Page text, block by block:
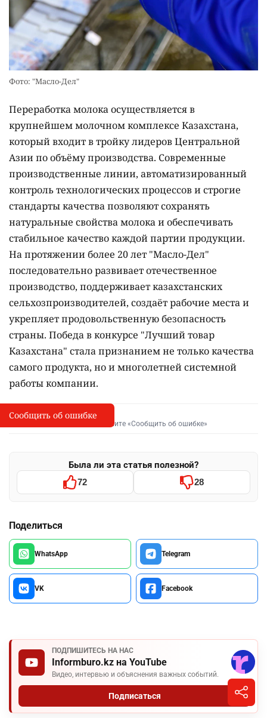
Фото: "Масло-Дел"
Переработка молока осуществляется в
крупнейшем молочном комплексе Казахстана,
который входит в тройку лидеров Центральной
Азии по объёму производства. Современные
производственные линии, автоматизированный
контроль технологических процессов и строгие
стандарты качества позволяют сохранять
натуральные свойства молока и обеспечивать
стабильное качество каждой партии продукции.
На протяжении более 20 лет "Масло-Дел"
последовательно развивает отечественное
производство, поддерживает казахстанских
сельхозпроизводителей, создаёт рабочие места и
укрепляет продовольственную безопасность
страны. Победа в конкурсе "Лучший товар
Казахстана" стала признанием не только качества
самого продукта, но и многолетней системной
работы компании.
I
Сообщить об опечатке
Выделите фрагмент и нажмите «Сообщить об ошибке»
Была ли эта статья полезной?
72 28
Поделиться
WhatsApp Telegram
VK Facebook
ПОДПИШИТЕСЬ НА НАС
Informburo.kz на YouTube
Видео, интервью и объяснения важных событий.
Подписаться
Сообщить об ошибке